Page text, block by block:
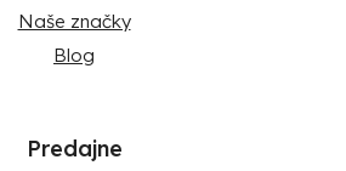
Naše značky
Blog
Predajne